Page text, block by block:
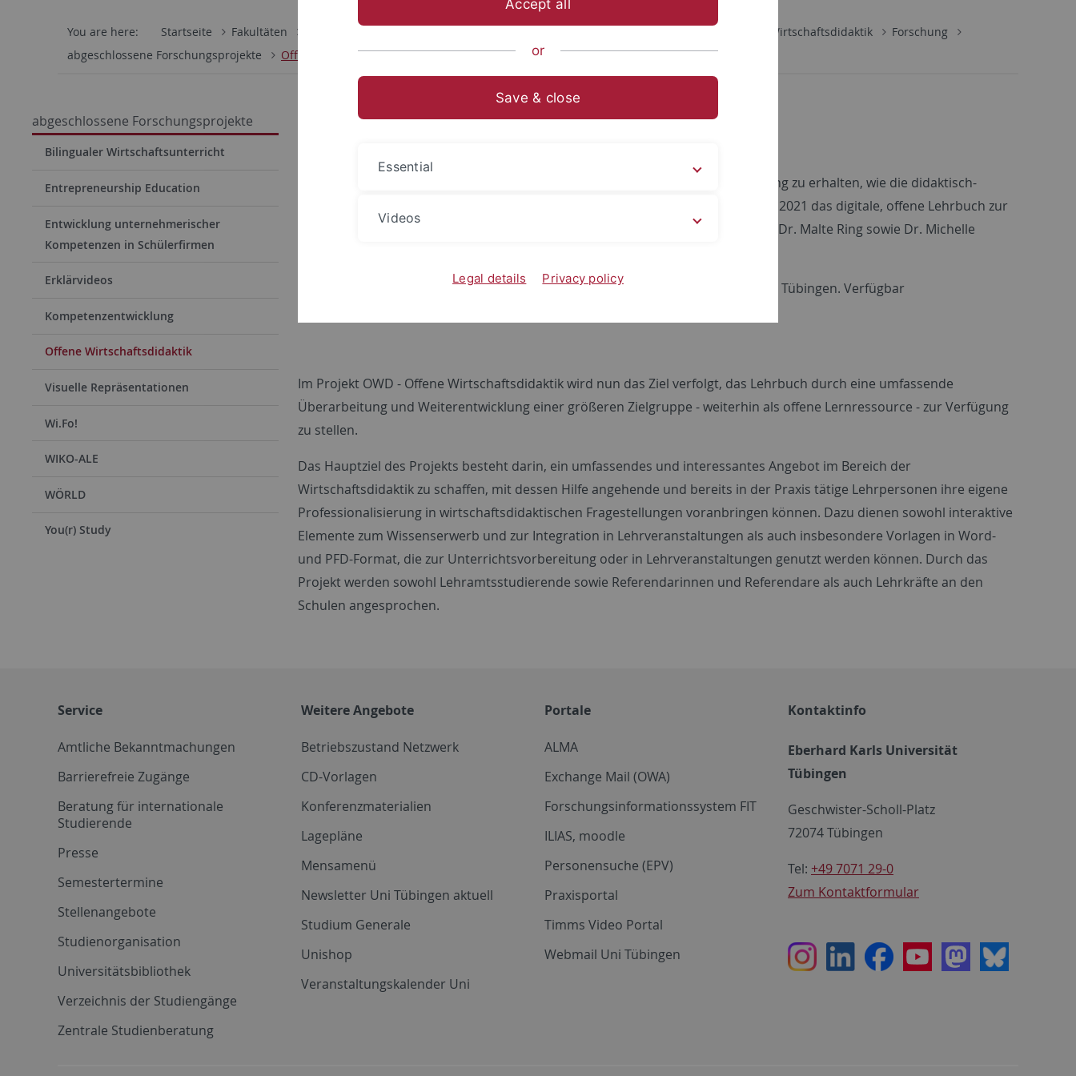
You are here: Startseite Fakultäten Wirtschaftsdidaktik
Forschung
abgeschlossene Forschungsprojekte
Offene Wirtschaftsdidaktik
abgeschlossene Forschungsprojekte
Bilingualer Wirtschaftsunterricht
Entrepreneurship Education
Entwicklung unternehmerischer
Kompetenzen in Schülerfirmen
Erklärvideos
Kompetenzentwicklung
Offene Wirtschaftsdidaktik
Visuelle Repräsentationen
Wi.Fo!
WIKO-ALE
WÖRLD
You(r) Study
OWD - Offene Wirtschaftsdidaktik
Für Lehrpersonen mit dem Fach Wirtschaft ist es wichtig, konkrete Unterstützung zu erhalten, wie die didaktisch-
methodische Umsetzung des Unterrichts gestaltet werden kann. Hierfür wurde 2021 das digitale, offene Lehrbuch zur
Wirtschaftsdidaktik für allgemeinbildende Schulen durch Prof. Dr. Taiga Brahm, Dr. Malte Ring sowie Dr. Michelle
Brahm, T., Ring, M., & Rudeloff, M. (2021).Offenes Lehrbuch zur Wirtschaftsdidaktik.
Tübingen. Verfügbar
Im Projekt OWD - Offene Wirtschaftsdidaktik wird nun das Ziel verfolgt, das Lehrbuch durch eine umfassende
Überarbeitung und Weiterentwicklung einer größeren Zielgruppe - weiterhin als offene Lernressource - zur Verfügung
zu stellen.
Das Hauptziel des Projekts besteht darin, ein umfassendes und interessantes Angebot im Bereich der
Wirtschaftsdidaktik zu schaffen, mit dessen Hilfe angehende und bereits in der Praxis tätige Lehrpersonen ihre eigene
Professionalisierung in wirtschaftsdidaktischen Fragestellungen voranbringen können. Dazu dienen sowohl interaktive
Elemente zum Wissenserwerb und zur Integration in Lehrveranstaltungen als auch insbesondere Vorlagen in Word-
und PFD-Format, die zur Unterrichtsvorbereitung oder in Lehrveranstaltungen genutzt werden können. Durch das
Projekt werden sowohl Lehramtsstudierende sowie Referendarinnen und Referendare als auch Lehrkräfte an den
Schulen angesprochen.
Service
Amtliche Bekanntmachungen
Barrierefreie Zugänge
Beratung für internationale
Studierende
Presse
Semestertermine
Stellenangebote
Studienorganisation
Universitätsbibliothek
Verzeichnis der Studiengänge
Zentrale Studienberatung
Weitere Angebote
Betriebszustand Netzwerk
CD-Vorlagen
Konferenzmaterialien
Lagepläne
Mensamenü
Newsletter Uni Tübingen aktuell
Studium Generale
Unishop
Veranstaltungskalender Uni
Portale
ALMA
Exchange Mail (OWA)
Forschungsinformationssystem FIT
ILIAS, moodle
Personensuche (EPV)
Praxisportal
Timms Video Portal
Webmail Uni Tübingen
Kontaktinfo
Eberhard Karls Universität
Tübingen
Geschwister-Scholl-Platz
72074 Tübingen
Tel: +49 7071 29-0
Zum Kontaktformular
InstagramLinkedInFacebookYoutubeMastodon
Bluesky
Accept all
or
Save & close
Essential
Videos
Legal details Privacy policy